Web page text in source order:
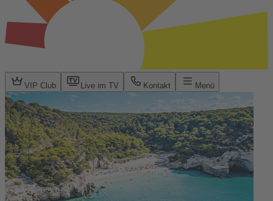
VIP Club Live im TV Kontakt Menü